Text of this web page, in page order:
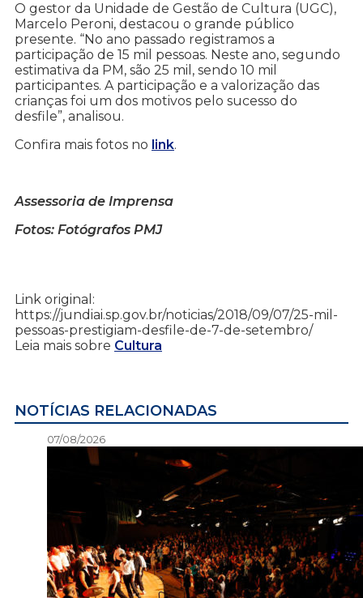
O gestor da Unidade de Gestão de Cultura (UGC),
Marcelo Peroni, destacou o grande público
presente. “No ano passado registramos a
participação de 15 mil pessoas. Neste ano, segundo
estimativa da PM, são 25 mil, sendo 10 mil
participantes. A participação e a valorização das
crianças foi um dos motivos pelo sucesso do
desfile”, analisou.
Confira mais fotos no link.
Assessoria de Imprensa
Fotos: Fotógrafos PMJ
Link original:
https://jundiai.sp.gov.br/noticias/2018/09/07/25-mil-
pessoas-prestigiam-desfile-de-7-de-setembro/
Leia mais sobre Cultura
NOTÍCIAS RELACIONADAS
07/08/2026